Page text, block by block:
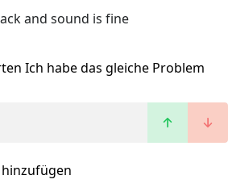
and sound is fine
Ich habe das gleiche Problem